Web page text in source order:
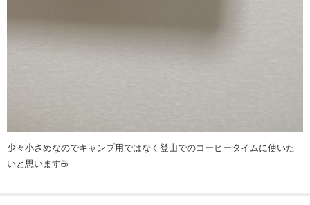
少々小さめなのでキャンプ用ではなく登山でのコーヒータイムに使いた
いと思います☕